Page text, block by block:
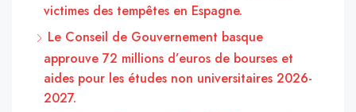
victimes des tempêtes en Espagne.
Le Conseil de Gouvernement basque
approuve 72 millions d’euros de bourses et
aides pour les études non universitaires 2026-
2027.